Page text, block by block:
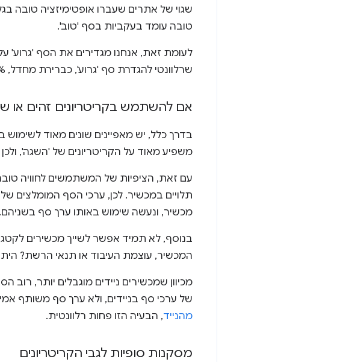
שגוי של אתרים שעברו אופטימיזציה טובה
טובה עומד בעקביות בסף 'טוב'.
לעומת זאת, אנחנו מגדירים את הסף 'גרוע'
שרלוונטי להגדרת סף 'גרוע', כברירת מחדל, 10%-30% מהמקורות עם הביצועים הגרועים ביותר מסווגים כ'גרועים'.
אם להשתמש בקריטריונים זהים או
בדרך כלל, יש מאפיינים שונים מאוד
משפיע מאוד על הקריטריונים של 'השגה',
עם זאת, הציפיות של המשתמשים לחוויה
מכשיר, ונעשה שימוש באותו ערך סף
בנוסף, לא תמיד אפשר לשייך מכשירים
המכשיר, עוצמת העיבוד או תנאי הרשת?
מכיוון שמכשירים ניידים מוגבלים יותר,
של ערכי סף בניידים, ולא ערך סף משותף
מהנייד, הבעיה הזו פחות רלוונטית.
מסקנות סופיות לגבי הקריטריונים